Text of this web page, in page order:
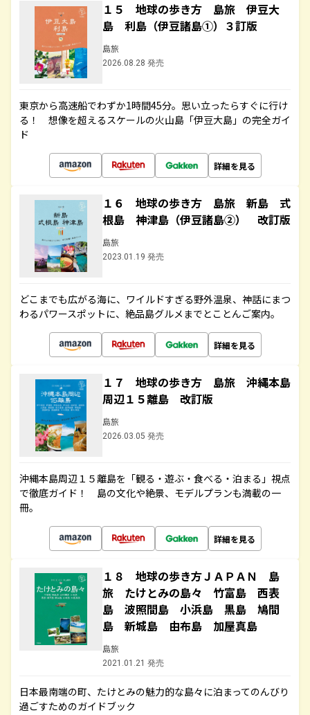
１５ 地球の歩き方 島旅 伊豆大
島 利島（伊豆諸島①）３訂版
島旅
2026.08.28 発売
東京から高速船でわずか1時間45分。思い立ったらすぐに行け
る！ 想像を超えるスケールの火山島「伊豆大島」の完全ガイ
ド
詳細を見る
１６ 地球の歩き方 島旅 新島 式
根島 神津島（伊豆諸島②） 改訂版
島旅
2023.01.19 発売
どこまでも広がる海に、ワイルドすぎる野外温泉、神話にまつ
わるパワースポットに、絶品島グルメまでとことんご案内。
詳細を見る
１７ 地球の歩き方 島旅 沖縄本島
周辺１５離島 改訂版
島旅
2026.03.05 発売
沖縄本島周辺１５離島を「観る・遊ぶ・食べる・泊まる」視点
で徹底ガイド！ 島の文化や絶景、モデルプランも満載の一
冊。
詳細を見る
１８ 地球の歩き方ＪＡＰＡＮ 島
旅 たけとみの島々 竹富島 西表
島 波照間島 小浜島 黒島 鳩間
島 新城島 由布島 加屋真島
島旅
2021.01.21 発売
日本最南端の町、たけとみの魅力的な島々に泊まってのんびり
過ごすためのガイドブック